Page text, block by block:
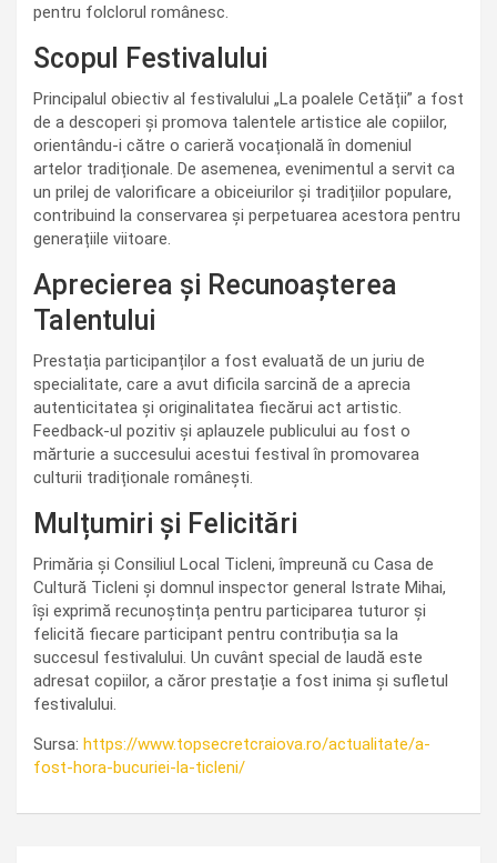
pentru folclorul românesc.
Scopul Festivalului
Principalul obiectiv al festivalului „La poalele Cetății” a fost
de a descoperi și promova talentele artistice ale copiilor,
orientându-i către o carieră vocațională în domeniul
artelor tradiționale. De asemenea, evenimentul a servit ca
un prilej de valorificare a obiceiurilor și tradițiilor populare,
contribuind la conservarea și perpetuarea acestora pentru
generațiile viitoare.
Aprecierea și Recunoașterea
Talentului
Prestația participanților a fost evaluată de un juriu de
specialitate, care a avut dificila sarcină de a aprecia
autenticitatea și originalitatea fiecărui act artistic.
Feedback-ul pozitiv și aplauzele publicului au fost o
mărturie a succesului acestui festival în promovarea
culturii tradiționale românești.
Mulțumiri și Felicitări
Primăria și Consiliul Local Ticleni, împreună cu Casa de
Cultură Ticleni și domnul inspector general Istrate Mihai,
își exprimă recunoștința pentru participarea tuturor și
felicită fiecare participant pentru contribuția sa la
succesul festivalului. Un cuvânt special de laudă este
adresat copiilor, a căror prestație a fost inima și sufletul
festivalului.
Sursa: https://www.topsecretcraiova.ro/actualitate/a-
fost-hora-bucuriei-la-ticleni/